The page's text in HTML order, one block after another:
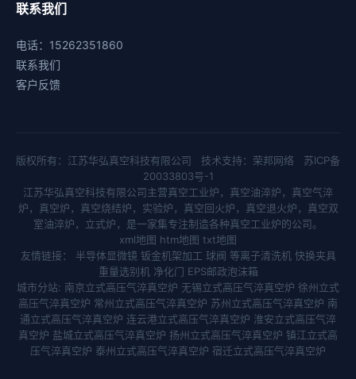
联系我们
电话：15262351860
联系我们
客户反馈
版权所有：江苏华弘真空科技有限公司 技术支持： 荣邦网络
苏ICP备
20033803号-1
江苏华弘真空科技有限公司主营真空工业炉， 真空油淬炉， 真空气淬
炉， 真空炉， 真空烧结炉， 实验炉， 真空回火炉， 真空退火炉， 真空双
室油淬炉， 立式炉，是一家集专注制造各种真空工业炉的公司。
xml地图 htm地图 txt地图
友情链接： 半导体显微镜 钣金机架加工 球阀 等离子清洗机 快换夹具
重量选别机 净化门 EPS邮政泡沫箱
城市分站: 南京立式高压气淬真空炉 无锡立式高压气淬真空炉 徐州立式
高压气淬真空炉 常州立式高压气淬真空炉 苏州立式高压气淬真空炉 南
通立式高压气淬真空炉 连云港立式高压气淬真空炉 淮安立式高压气淬
真空炉 盐城立式高压气淬真空炉 扬州立式高压气淬真空炉 镇江立式高
压气淬真空炉 泰州立式高压气淬真空炉 宿迁立式高压气淬真空炉